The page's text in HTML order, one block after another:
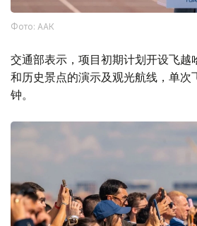
Фото: ААК
交通部表示，项目初期计划开设飞越
和历史景点的演示及观光航线，单次
钟。